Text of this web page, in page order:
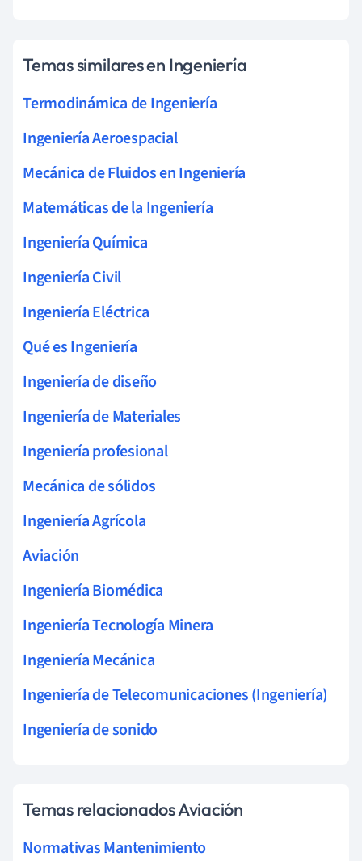
Temas similares en Ingeniería
Termodinámica de Ingeniería
Ingeniería Aeroespacial
Mecánica de Fluidos en Ingeniería
Matemáticas de la Ingeniería
Ingeniería Química
Ingeniería Civil
Ingeniería Eléctrica
Qué es Ingeniería
Ingeniería de diseño
Ingeniería de Materiales
Ingeniería profesional
Mecánica de sólidos
Ingeniería Agrícola
Aviación
Ingeniería Biomédica
Ingeniería Tecnología Minera
Ingeniería Mecánica
Ingeniería de Telecomunicaciones (Ingeniería)
Ingeniería de sonido
Temas relacionados Aviación
Normativas Mantenimiento